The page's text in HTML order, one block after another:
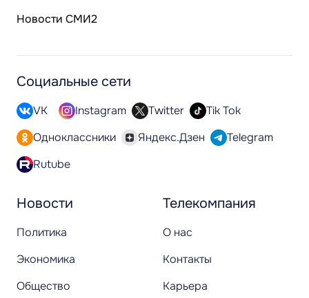
Новости СМИ2
Новости
Политика
Экономика
Общество
Телекомпания
О нас
Контакты
Карьера
Социальные сети
VK Instagram Twitter
Tik Tok
Одноклассники
Яндекс.Дзен
Telegram
Rutube